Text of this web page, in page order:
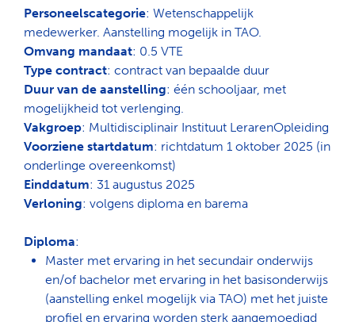
Personeelscategorie: Wetenschappelijk
medewerker. Aanstelling mogelijk in TAO.
Omvang mandaat: 0.5 VTE
Type contract: contract van bepaalde duur
Duur van de aanstelling: één schooljaar, met
mogelijkheid tot verlenging.
Vakgroep: Multidisciplinair Instituut LerarenOpleiding
Voorziene startdatum: richtdatum 1 oktober 2025 (in
onderlinge overeenkomst)
Einddatum: 31 augustus 2025
Verloning: volgens diploma en barema
Diploma:
Master met ervaring in het secundair onderwijs
en/of bachelor met ervaring in het basisonderwijs
(aanstelling enkel mogelijk via TAO) met het juiste
profiel en ervaring worden sterk aangemoedigd